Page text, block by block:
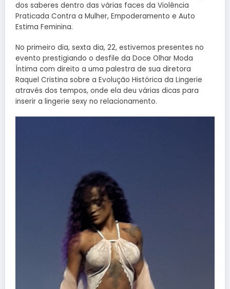
dos saberes dentro das várias faces da Violência
Praticada Contra a Mulher, Empoderamento e Auto
Estima Feminina.
No primeiro dia, sexta dia, 22, estivemos presentes no
evento prestigiando o desfile da Doce Olhar Moda
Íntima com direito a uma palestra de sua diretora
Raquel Cristina sobre a Evolução Histórica da Lingerie
através dos tempos, onde ela deu várias dicas para
inserir a lingerie sexy no relacionamento.